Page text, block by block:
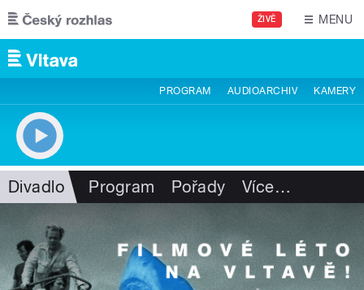
Přejít k hlavnímu obsahu
ŽIVĚ MENU
PROGRAM AUDIOARCHIV KAMERY
Divadlo Program Pořady Více…